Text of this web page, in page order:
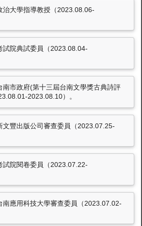
治大學指導教授（2023.08.06-
試院典試委員（2023.08.04-
南市政府(第十三屆台南文學獎古典詩評
2023.08.10）。
文豐出版公司審查委員（2023.07.25-
試院閱卷委員（2023.07.22-
南應用科技大學審查委員（2023.07.02-